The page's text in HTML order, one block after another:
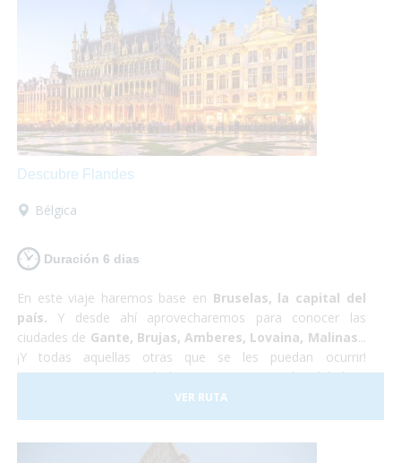
podrás viajar en cualquier época del año y seguro que no te
arrepentirás!
Descubre Flandes
Bélgica
Duración 6 dias
En este viaje haremos base en Bruselas, la capital del
país. Y desde ahí aprovecharemos para conocer las
ciudades de Gante, Brujas, Amberes, Lovaina, Malinas...
¡Y todas aquellas otras que se les puedan ocurrir!
Proponemos pasar toda la estancia en Bruselas debido a
excelentementeadaptados
comunicación con el resto del país entransporte publico
VER RUTA